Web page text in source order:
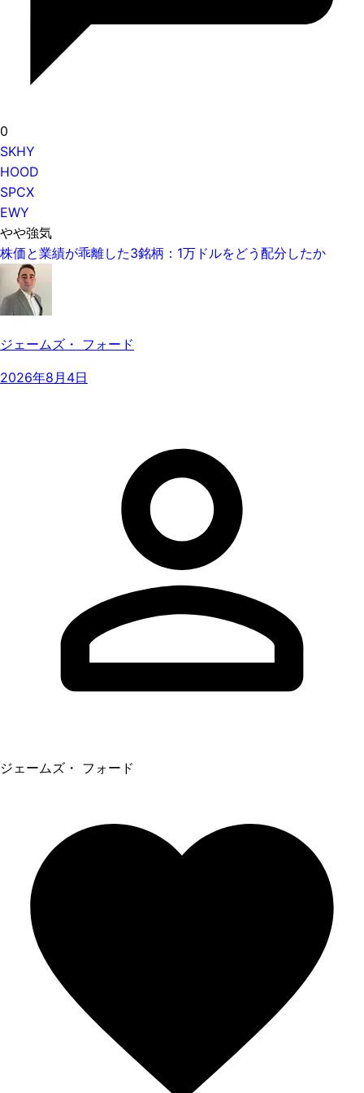
0
SKHY
HOOD
SPCX
EWY
やや強気
株価と業績が乖離した3銘柄：1万ドルをどう配分したか
ジェームズ・ フォード
2026年8月4日
ジェームズ・ フォード